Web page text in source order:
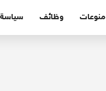
منوعات وظائف